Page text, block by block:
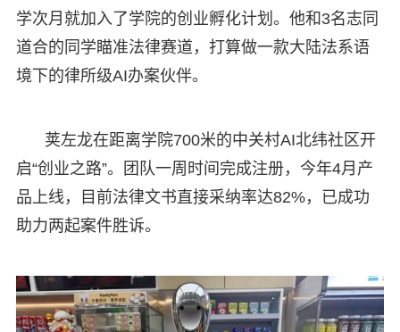
学次月就加入了学院的创业孵化计划。他和3名志同
道合的同学瞄准法律赛道，打算做一款大陆法系语
境下的律所级AI办案伙伴。
荚左龙在距离学院700米的中关村AI北纬社区开
启“创业之路”。团队一周时间完成注册，今年4月产
品上线，目前法律文书直接采纳率达82%，已成功
助力两起案件胜诉。